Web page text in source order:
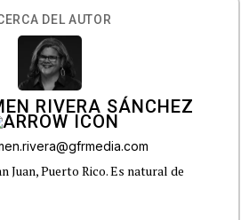
DEL AUTOR
RIVERA SÁNCHEZ
Juan, Puerto Rico. Es natural de